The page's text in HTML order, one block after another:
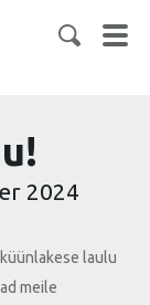
2024
laulu
meile